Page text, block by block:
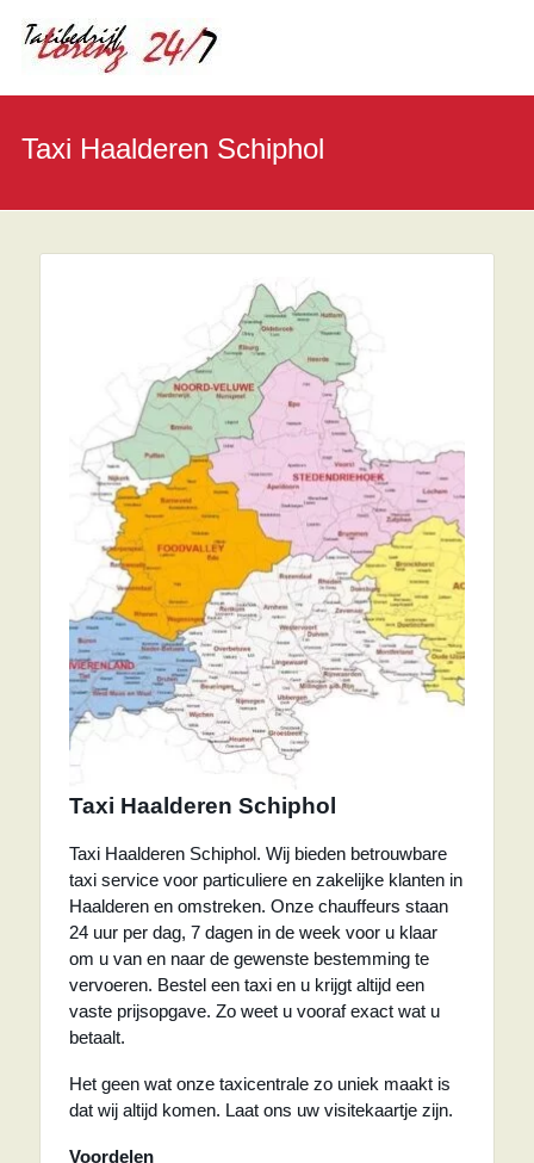
Taxi Haalderen Schiphol
Taxi Haalderen Schiphol
Taxi Haalderen Schiphol. Wij bieden betrouwbare
taxi service voor particuliere en zakelijke klanten in
Haalderen en omstreken. Onze chauffeurs staan
24 uur per dag, 7 dagen in de week voor u klaar
om u van en naar de gewenste bestemming te
vervoeren. Bestel een taxi en u krijgt altijd een
vaste prijsopgave. Zo weet u vooraf exact wat u
betaalt.
Het geen wat onze taxicentrale zo uniek maakt is
dat wij altijd komen. Laat ons uw visitekaartje zijn.
Voordelen